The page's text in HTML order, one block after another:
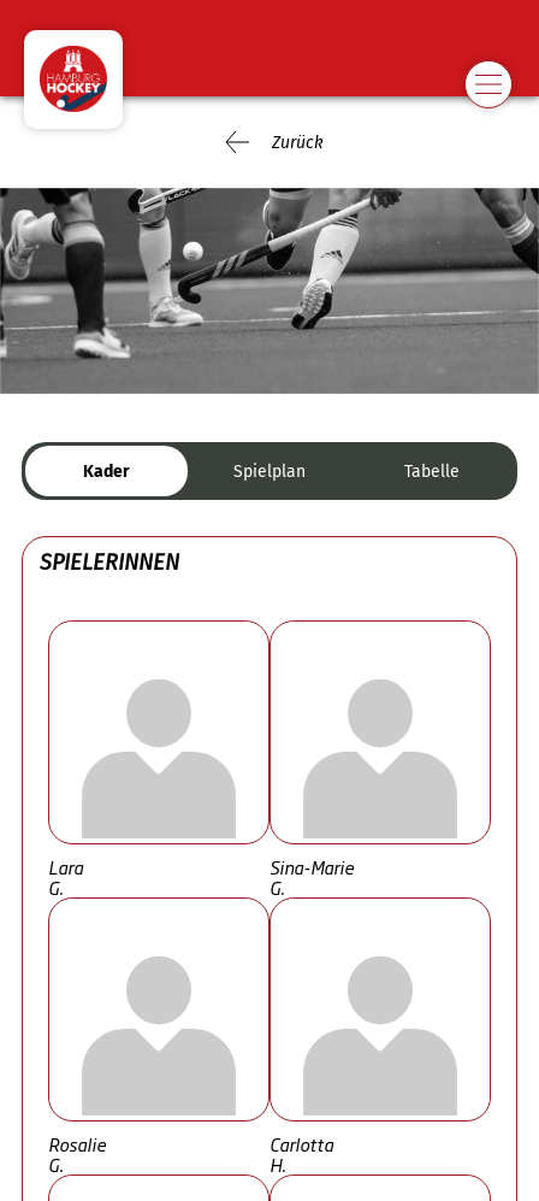
Zurück
Kader Spielplan Tabelle
SPIELERINNEN
Lara
G.
Sina-Marie
G.
Rosalie
G.
Carlotta
H.